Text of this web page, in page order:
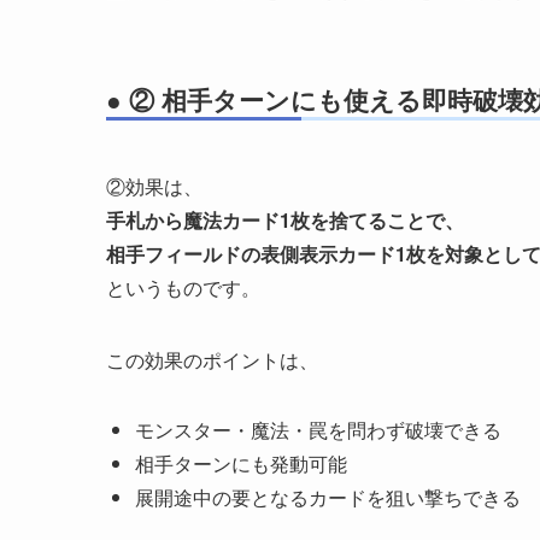
● ② 相手ターンにも使える即時破壊
②効果は、
手札から魔法カード1枚を捨てることで、
相手フィールドの表側表示カード1枚を対象とし
というものです。
この効果のポイントは、
モンスター・魔法・罠を問わず破壊できる
相手ターンにも発動可能
展開途中の要となるカードを狙い撃ちできる